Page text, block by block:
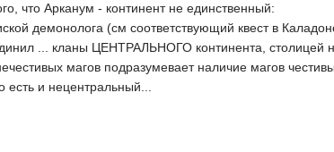
что Арканум - континент не единственный:
демонолога (см соответствующий квест в
... кланы ЦЕНТРАЛЬНОГО континента, столицей
магов подразумевает наличие магов
есть и нецентральный...